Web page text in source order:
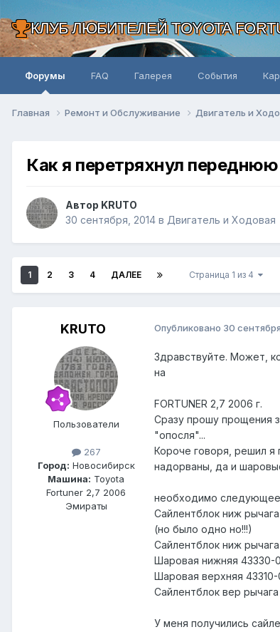
КЛУБ ЛЮБИТЕЛЕЙ TOYOTA
Форумы FAQ Галерея События
Главная Ремонт и Обслуживание Двигатель и
Как я перетряхнул
Автор KRUTO
30 сентября, 2014 в Двигатель и Ходовая
1 2 3 4 ДАЛЕЕ Страница 1 из 4
KRUTO
Пользователи
267
Город: Новосибирск
Машина: Toyota
Fortuner 2,7 2006
Эмираты
Опубликовано 30
Здравствуйте. Может,
на
FORTUNER 2,7 2006 г.
Сразу прошу прощения
"опосля"...
Короче говоря, решил я
надорваны, да и
необходимо
Сайлентблок ниж
(но было одно но!!!)
Сайлентблок ниж
Шаровая нижняя 43330-
Шаровая верхняя
Сайлентблок вер
У меня получились